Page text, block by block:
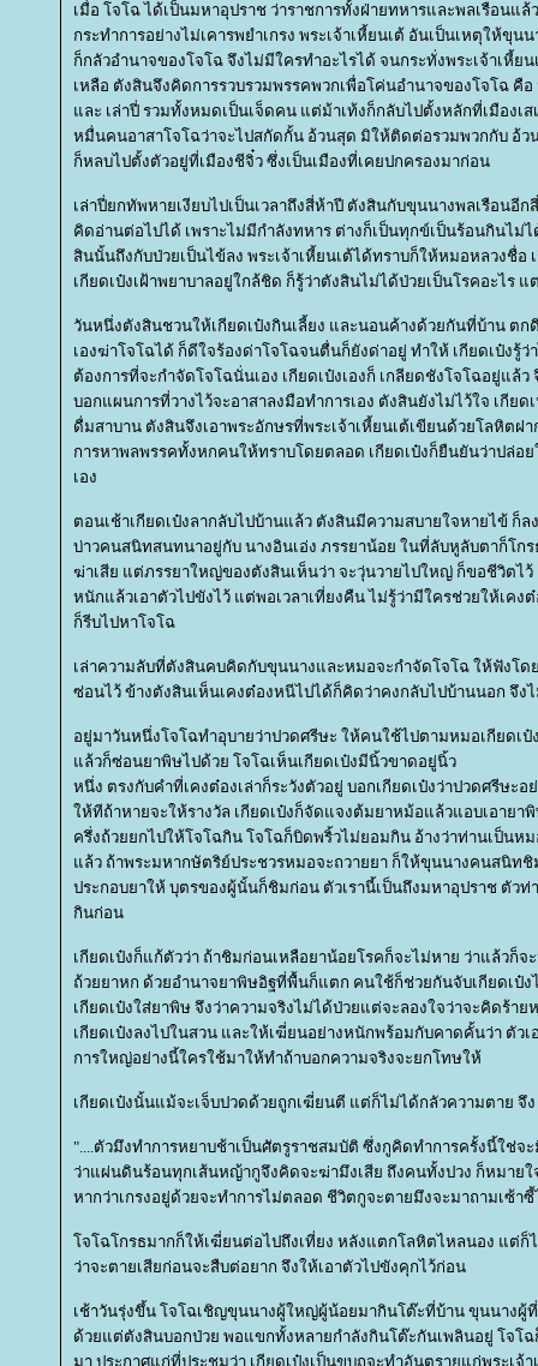
เมื่อ โจโฉ ได้เป็นมหาอุปราช ว่าราชการทั้งฝ่ายทหารและพลเรือนแล้
กระทำการอย่างไม่เคารพยำเกรง พระเจ้าเหี้ยนเต้ อันเป็นเหตุให้ขุ
ก็กลัวอำนาจของโจโฉ จึงไม่มีใครทำอะไรได้ จนกระทั่งพระเจ้าเหี้
เหลือ ตังสินจึงคิดการรวบรวมพรรคพวกเพื่อโค่นอำนาจของโจโฉ คื
ละ เล่าปี่ รวมทั้งหมดเป็นเจ็ดคน แต่ม้าเท้งก็กลับไปตั้งหลักที่เมืองเส
หมื่นคนอาสาโจโฉว่าจะไปสกัดกั้น อ้วนสุด มิให้ติดต่อรวมพวกกับ อ้ว
ก็หลบไปตั้งตัวอยู่ที่เมืองชีจิ๋ว ซึ่งเป็นเมืองที่เคยปกครองมาก่อน
เล่าปี่ยกทัพหายเงียบไปเป็นเวลาถึงสี่ห้าปี ตังสินกับขุนนางพลเรือน
คิดอ่านต่อไปได้ เพราะไม่มีกำลังทหาร ต่างก็เป็นทุกข์เป็นร้อนกินไม่
สินนั้นถึงกับป่วยเป็นไข้ลง พระเจ้าเหี้ยนเต้ได้ทราบก็ให้หมอหลวงชื่อ
เกียดเป๋งเฝ้าพยาบาลอยู่ใกล้ชิด ก็รู้ว่าตังสินไม่ได้ป่วยเป็นโรคอะไร
วันหนึ่งตังสินชวนให้เกียดเป๋งกินเลี้ยง และนอนค้างด้วยกันที่บ้าน ต
เองฆ่าโจโฉได้ ก็ดีใจร้องด่าโจโฉจนตื่นก็ยังด่าอยู่ ทำให้ เกียดเป๋งรู้
ต้องการที่จะกำจัดโจโฉนั่นเอง เกียดเป๋งเองก็ เกลียดชังโจโฉอยู่แล้
บอกแผนการที่วางไว้จะอาสาลงมือทำการเอง ตังสินยังไม่ไว้ใจ เกีย
ดื่มสาบาน ตังสินจึงเอาพระอักษรที่พระเจ้าเหี้ยนเต้เขียนด้วยโลหิตฝ
การหาพลพรรคทั้งหกคนให้ทราบโดยตลอด เกียดเป๋งก็ยืนยันว่าปล่อ
เอง
ตอนเช้าเกียดเป๋งลากลับไปบ้านแล้ว ตังสินมีความสบายใจหายไข้ ก็ล
บ่าวคนสนิทสนทนาอยู่กับ นางอินเอ่ง ภรรยาน้อย ในที่ลับหูลับตาก็โก
ฆ่าเสีย แต่ภรรยาใหญ่ของตังสินเห็นว่า จะวุ่นวายไปใหญ่ ก็ขอชีวิตไว้
หนักแล้วเอาตัวไปขังไว้ แต่พอเวลาเที่ยงคืน ไม่รู้ว่ามีใครช่วยให้เค
ก็รีบไปหาโจโฉ
เล่าความลับที่ตังสินคบคิดกับขุนนางและหมอจะกำจัดโจโฉ ให้ฟังโด
ซ่อนไว้ ข้างตังสินเห็นเคงต๋องหนีไปได้ก็คิดว่าคงกลับไปบ้านนอก จึง
อยู่มาวันหนึ่งโจโฉทำอุบายว่าปวดศรีษะ ให้คนใช้ไปตามหมอเกียดเป๋
ล้วก็ซ่อนยาพิษไปด้วย โจโฉเห็นเกียดเป๋งมีนิ้วขาดอยู่นิ้ว
หนึ่ง ตรงกับคำที่เคงต๋องเล่าก็ระวังตัวอยู่ บอกเกียดเป๋งว่าปวดศรีษะ
ห้ทีถ้าหายจะให้รางวัล เกียดเป๋งก็จัดแจงต้มยาหม้อแล้วแอบเอายา
ครึ่งถ้วยยกไปให้โจโฉกิน โจโฉก็บิดพริ้วไม่ยอมกิน อ้างว่าท่านเป็นห
ล้ว ถ้าพระมหากษัตริย์ประชวรหมอจะถวายยา ก็ให้ขุนนางคนสนิท
ประกอบยาให้ บุตรของผู้นั้นก็ชิมก่อน ตัวเรานี้เป็นถึงมหาอุปราช ตัวท่
กินก่อน
เกียดเป๋งก็แก้ตัวว่า ถ้าชิมก่อนเหลือยาน้อยโรคก็จะไม่หาย ว่าแล้วก็จ
ถ้วยยาหก ด้วยอำนาจยาพิษอิฐที่พื้นก็แตก คนใช้ก็ช่วยกันจับเกียดเป๋ง
เกียดเป๋งใส่ยาพิษ จึงว่าความจริงไม่ได้ป่วยแต่จะลองใจว่าจะคิดร้าย
เกียดเป๋งลงไปในสวน และให้เฆี่ยนอย่างหนักพร้อมกับคาดคั้นว่า ตัว
การใหญ่อย่างนี้ใครใช้มาให้ทำถ้าบอกความจริงจะยกโทษให้
เกียดเป๋งนั้นแม้จะเจ็บปวดด้วยถูกเฆี่ยนตี แต่ก็ไม่ได้กลัวความตาย จึง
"....ตัวมึงทำการหยาบช้าเป็นศัตรูราชสมบัติ ซึ่งกูคิดทำการครั้งนี้ใช่จ
ว่าแผ่นดินร้อนทุกเส้นหญ้ากูจึงคิดจะฆ่ามึงเสีย ถึงคนทั้งปวง ก็หมายใ
หากว่าเกรงอยู่ด้วยจะทำการไม่ตลอด ชีวิตกูจะตายมึงจะมาถามเซ้าซี้
จโฉโกรธมากก็ให้เฆี่ยนต่อไปถึงเที่ยง หลังแตกโลหิตไหลนอง แต่ก็
ว่าจะตายเสียก่อนจะสืบต่อยาก จึงให้เอาตัวไปขังคุกไว้ก่อน
เช้าวันรุ่งขึ้น โจโฉเชิญขุนนางผู้ใหญ่ผู้น้อยมากินโต๊ะที่บ้าน ขุนนางผู้
ด้วยแต่ตังสินบอกป่วย พอแขกทั้งหลายกำลังกินโต๊ะกันเพลินอยู่ โจโ
มา ประกาศแก่ที่ประชุมว่า เกียดเป๋งเป็นขบถจะทำอันตรายแก่พระเจ้